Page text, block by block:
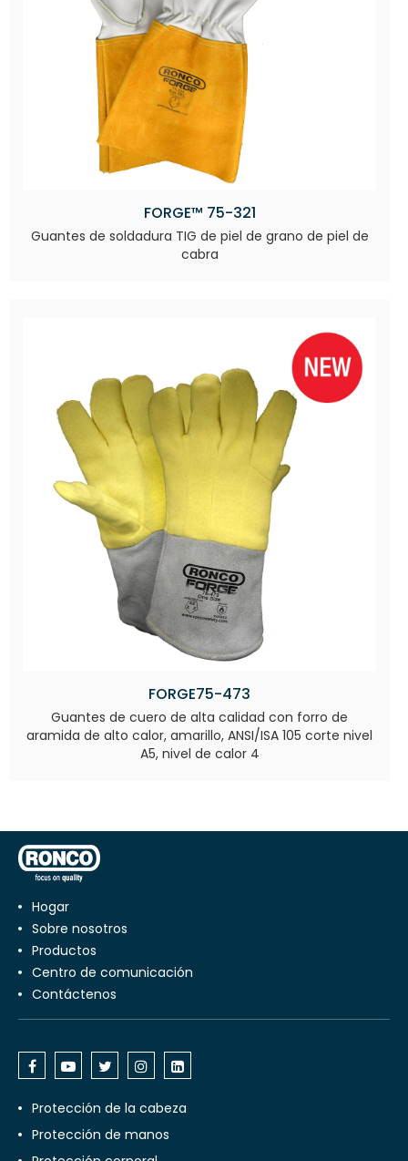
FORGE™ 75-321
Guantes de soldadura TIG de piel de grano de piel de
cabra
FORGE75-473
Guantes de cuero de alta calidad con forro de
aramida de alto calor, amarillo, ANSI/ISA 105 corte nivel
A5, nivel de calor 4
Hogar
Sobre nosotros
productos
centro de comunicación
Contáctenos
Protección de la cabeza
Protección de manos